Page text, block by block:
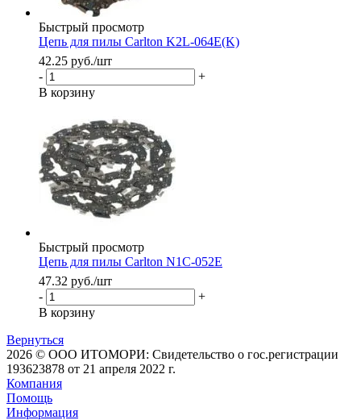
Быстрый просмотр
Цепь для пилы Carlton K2L-064E(K)
42.25 руб./шт
-
+
В корзину
Быстрый просмотр
Цепь для пилы Carlton N1C-052E
47.32 руб./шт
-
+
В корзину
Вернуться
2026 © ООО ИТОМОРИ: Свидетельство о гос.регистрации
193623878 от 21 апреля 2022 г.
Компания
Помощь
Информация